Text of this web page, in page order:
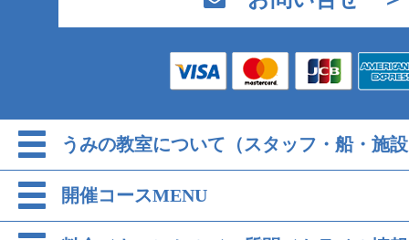
うみの教室について（スタッフ・船・施
開催コースMENU